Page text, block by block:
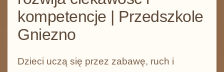
kompetencje | Przedszkole
Gniezno
Dzieci uczą się przez zabawę, ruch i